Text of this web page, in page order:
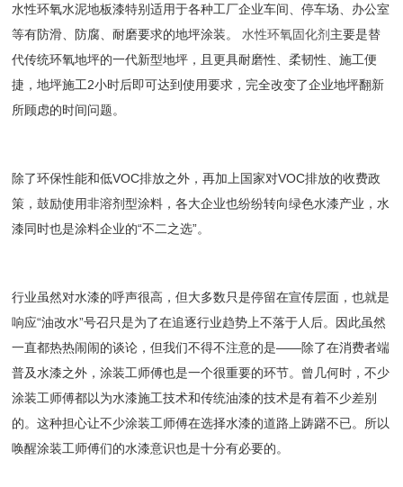
水性环氧水泥地板漆特别适用于各种工厂企业车间、停车场、办公室
等有防滑、防腐、耐磨要求的地坪涂装。 水性环氧固化剂 主要是替
代传统环氧地坪的一代新型地坪，且更具耐磨性、柔韧性、施工便
捷，地坪施工2小时后即可达到使用要求，完全改变了企业地坪翻新
所顾虑的时间问题。
除了环保性能和低VOC排放之外，再加上国家对VOC排放的收费政
策，鼓励使用非溶剂型涂料，各大企业也纷纷转向绿色水漆产业，水
漆同时也是涂料企业的“不二之选”。
行业虽然对水漆的呼声很高，但大多数只是停留在宣传层面，也就是
响应“油改水”号召只是为了在追逐行业趋势上不落于人后。因此虽然
一直都热热闹闹的谈论，但我们不得不注意的是——除了在消费者端
普及水漆之外，涂装工师傅也是一个很重要的环节。曾几何时，不少
涂装工师傅都以为水漆施工技术和传统油漆的技术是有着不少差别
的。这种担心让不少涂装工师傅在选择水漆的道路上踌躇不已。所以
唤醒涂装工师傅们的水漆意识也是十分有必要的。